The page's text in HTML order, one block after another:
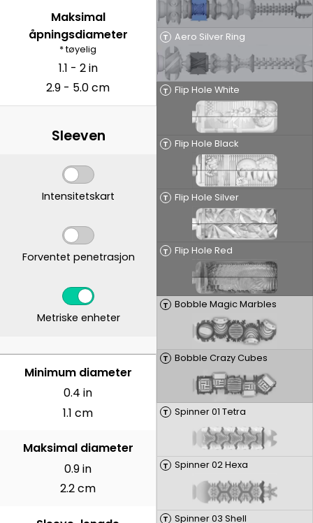
T Aero Silver Ring
T Flip Hole White
T Flip Hole Black
T Flip Hole Silver
T Flip Hole Red
T Bobble Magic Marbles
T Bobble Crazy Cubes
T Spinner 01 Tetra
T Spinner 02 Hexa
T Spinner 03 Shell
Maksimal
åpningsdiameter
* tøyelig
1.1 - 2 in
2.9 - 5.0 cm
Sleeven
Intensitetskart
Forventet penetrasjon
Metriske enheter
CENTIMETER
Minimum diameter
0.4 in
1.1 cm
Maksimal diameter
0.9 in
2.2 cm